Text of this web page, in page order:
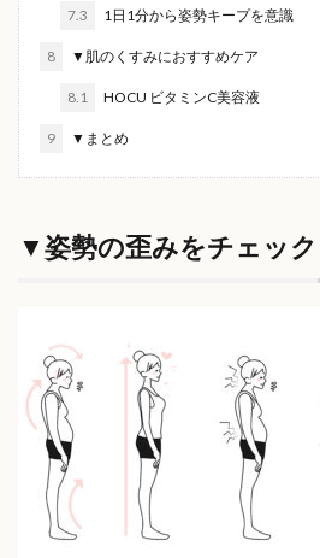
7.3 1日1分から姿勢キープを意識
8 ▼肌のくすみにおすすめケア
8.1 HOCU ビタミンC美容液
9 ▼まとめ
▼姿勢の歪みをチェック